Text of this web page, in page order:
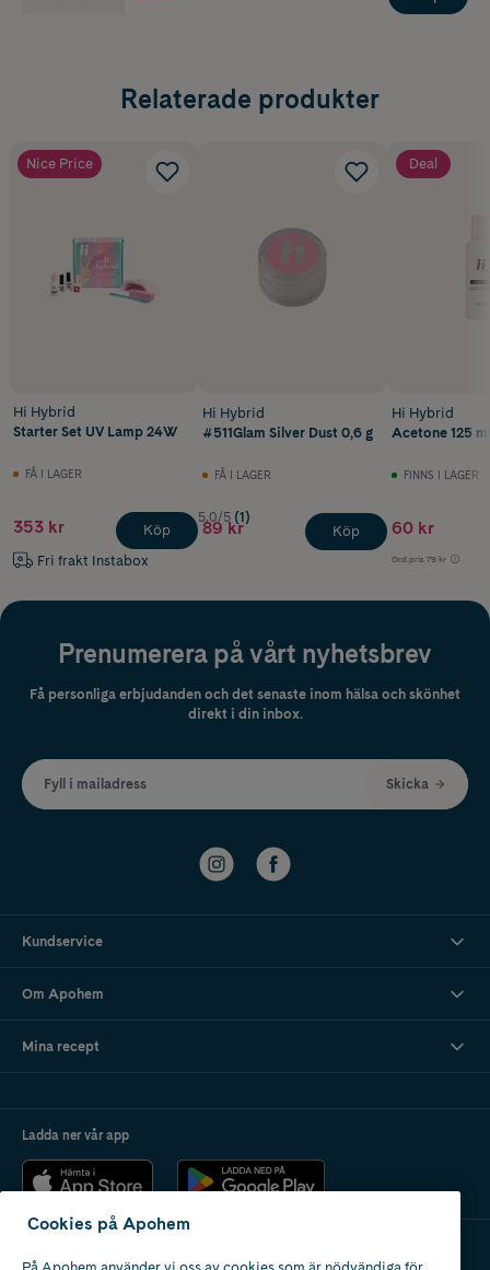
Relaterade produkter
Nice Price
Hi Hybrid
Starter Set UV Lamp 24W
FÅ I LAGER
353 kr
Fri frakt Instabox
Köp
Hi Hybrid
#511Glam Silver Dust 0,6 g
FÅ I LAGER
5.0/5 (1)
89 kr Köp
Deal
Hi Hybrid
Acetone 125 ml
FINNS I LAGER
60 kr
Ord.pris 79 kr
Prenumerera på vårt nyhetsbrev
Få personliga erbjudanden och det senaste inom hälsa och skönhet
direkt i din inbox.
Fyll i mailadress Skicka
Kundservice
Om Apohem
Mina recept
Ladda ner vår app
Cookies på Apohem